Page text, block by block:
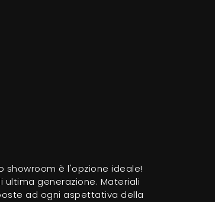
showroom è l'opzione ideale!
ultima generazione. Materiali
ad ogni aspettativa della